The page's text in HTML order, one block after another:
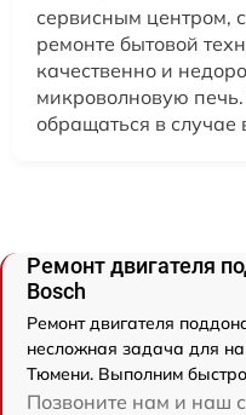
сервисным центром,
ремонте бытовой
качественно и
микроволновую
обращаться в
Ремонт двигателя
Bosch
Ремонт двигателя
несложная задача для
Тюмени. Выполним
Позвоните нам и наш